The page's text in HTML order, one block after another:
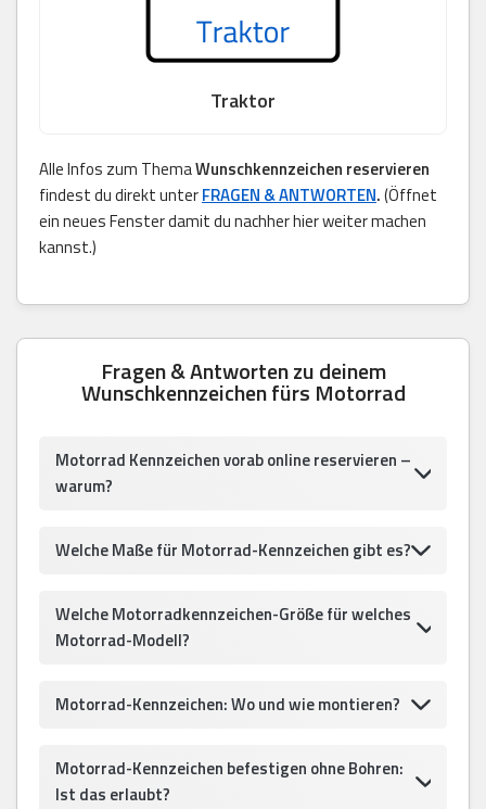
Traktor
Alle Infos zum ThemaWunschkennzeichen reservieren
findest du direkt unterFRAGEN & ANTWORTEN.(Öffnet
ein neues Fenster damit du nachher hier weiter machen
kannst.)
Fragen & Antworten zu deinem
Wunschkennzeichen fürs Motorrad
Motorrad Kennzeichen vorab online reservieren –
warum?
Welche Maße für Motorrad-Kennzeichen gibt es?
Welche Motorradkennzeichen-Größe für welches
Motorrad-Modell?
Motorrad-Kennzeichen: Wo und wie montieren?
Motorrad-Kennzeichen befestigen ohne Bohren:
Ist das erlaubt?